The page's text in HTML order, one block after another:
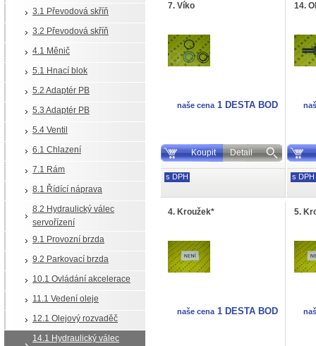
3.1 Převodová skříň
3.2 Převodová skříň
4.1 Měnič
5.1 Hnací blok
5.2 Adaptér PB
5.3 Adaptér PB
5.4 Ventil
6.1 Chlazení
7.1 Rám
8.1 Řídící náprava
8.2 Hydraulický válec
servořízení
9.1 Provozní brzda
9.2 Parkovací brzda
10.1 Ovládání akcelerace
11.1 Vedení oleje
12.1 Olejový rozvaděč
14.1 Hydraulický válec
7. Víko
naše cena1 DESTA BOD
Koupit Detail
s DPH
14.
s DPH
4. Kroužek*
naše cena1 DESTA BOD
5.